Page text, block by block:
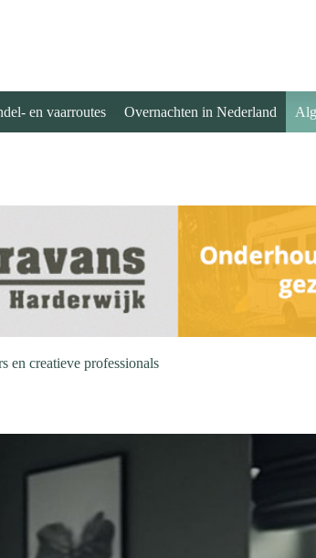
en vaarroutes Overnachten in Nederland
en creatieve professionals